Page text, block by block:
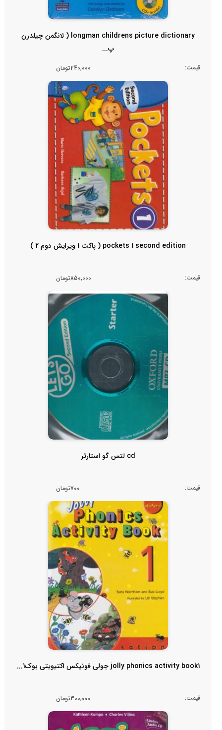
longman childrens picture dictionary ( لانگمن چیلدرن
پ...
قیمت: 240,000تومان
pockets 1 second edition ( پاکت 1 ویرایش دوم 2 )
قیمت: 850,000تومان
cd لتس گو استارتر
قیمت: 700تومان
jolly phonics activity book1 جولی فونیکس اکتیویتی بوک1...
قیمت: 300,000تومان